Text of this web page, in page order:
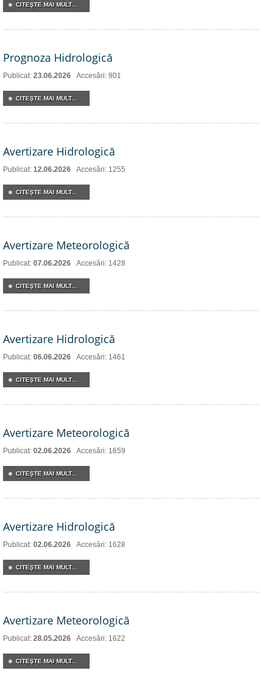
CITEŞTE MAI MULT...
Prognoza Hidrologică
Publicat: 23.06.2026 Accesări: 901
CITEŞTE MAI MULT...
Avertizare Hidrologică
Publicat: 12.06.2026 Accesări: 1255
CITEŞTE MAI MULT...
Avertizare Meteorologică
Publicat: 07.06.2026 Accesări: 1428
CITEŞTE MAI MULT...
Avertizare Hidrologică
Publicat: 06.06.2026 Accesări: 1461
CITEŞTE MAI MULT...
Avertizare Meteorologică
Publicat: 02.06.2026 Accesări: 1659
CITEŞTE MAI MULT...
Avertizare Hidrologică
Publicat: 02.06.2026 Accesări: 1628
CITEŞTE MAI MULT...
Avertizare Meteorologică
Publicat: 28.05.2026 Accesări: 1622
CITEŞTE MAI MULT...